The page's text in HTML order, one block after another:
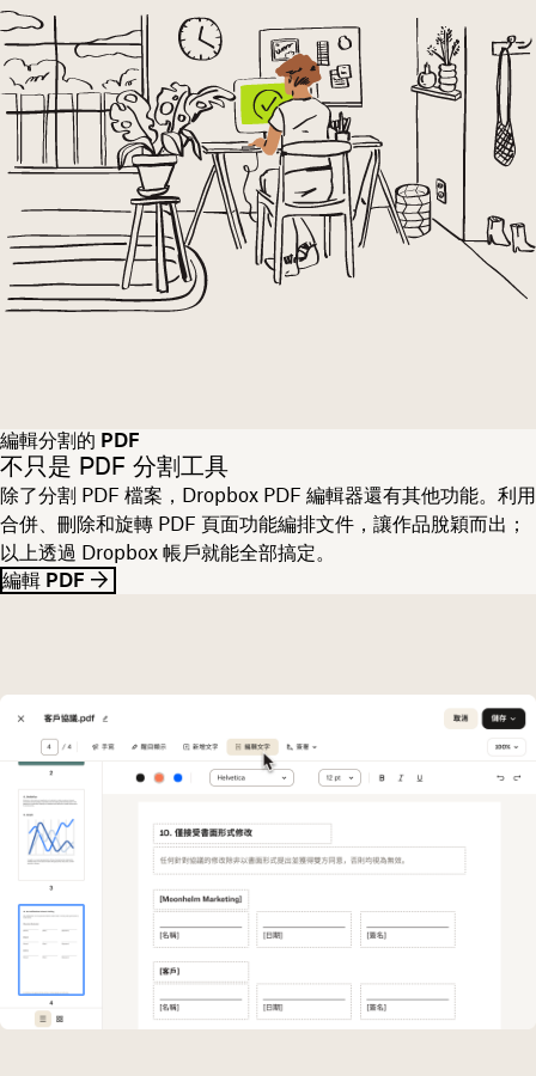
編輯分割的 PDF
不只是 PDF 分割工具
除了分割 PDF 檔案，Dropbox PDF 編輯器還有其他功能。利用
合併、刪除和旋轉 PDF 頁面功能編排文件，讓作品脫穎而出；
以上透過 Dropbox 帳戶就能全部搞定。
編輯 PDF